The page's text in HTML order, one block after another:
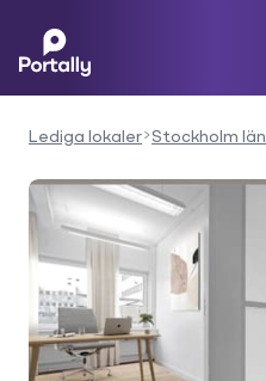
Lediga lokaler Stockholm län